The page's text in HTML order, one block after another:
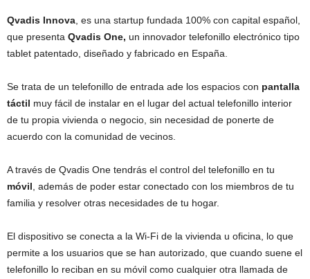
Qvadis Innova , es una startup fundada 100% con capital español,
que presenta Qvadis One, un innovador telefonillo electrónico tipo
tablet patentado, diseñado y fabricado en España.
Se trata de un telefonillo de entrada ade los espacios con pantalla
táctil muy fácil de instalar en el lugar del actual telefonillo interior
de tu propia vivienda o negocio, sin necesidad de ponerte de
acuerdo con la comunidad de vecinos.
A través de Qvadis One tendrás el control del telefonillo en tu
móvil , además de poder estar conectado con los miembros de tu
familia y resolver otras necesidades de tu hogar.
El dispositivo se conecta a la Wi-Fi de la vivienda u oficina, lo que
permite a los usuarios que se han autorizado, que cuando suene el
telefonillo lo reciban en su móvil como cualquier otra llamada de